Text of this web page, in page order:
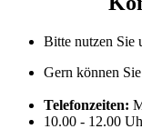
Bitte nutzen Sie
Gern können
Telefonzeiten:
10.00 - 12.00